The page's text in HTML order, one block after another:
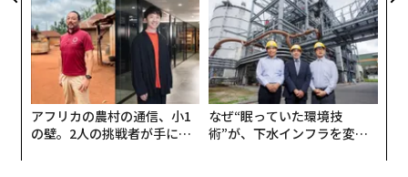
アフリカの農村の通信、小1
の壁。2人の挑戦者が手にし
なぜ“眠っていた環境技
術”が、下水インフラを変え